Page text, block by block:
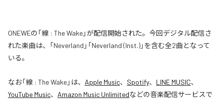
ONEWEの「線 : The Wake」が配信開始された。今回デジタル配信さ
れた楽曲は、「Neverland」「Neverland (Inst.)」を含む全2曲となって
いる。
なお「線 : The Wake」は、 Apple Music、 Spotify、 LINE MUSIC、
YouTube Music、 Amazon Music Unlimitedなどの音楽配信サービスで